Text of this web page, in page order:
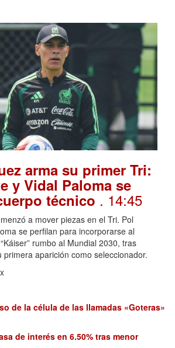
arma su primer Tri:
y Vidal Paloma se
técnico . 14:45
a mover piezas en el Tri. Pol
se perfilan para incorporarse al
rumbo al Mundial 2030, tras
primera aparición como seleccionador.
de la célula de las llamadas «Goteras»
de interés en 6.50% tras menor